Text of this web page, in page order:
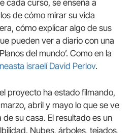
cada curso, se enseña a
de cómo mirar su vida
cómo explicar algo de sus
pueden ver a diario con una
del mundo’. Como en la
israelí David Perlov.
proyecto ha estado filmando,
abril y mayo lo que se ve
su casa. El resultado es un
Nubes, árboles, tejados,